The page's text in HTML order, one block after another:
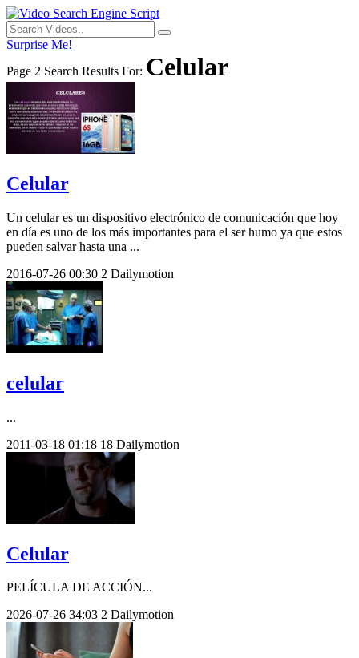
Surprise Me!
Page 2 Search Results For: Celular
Celular
Un celular es un dispositivo electrónico de comunicación que hoy
en día es uno de los más importantes para el ser humo ya que estos
pueden salvar hasta una ...
2016-07-26 00:30 2 Dailymotion
celular
...
2011-03-18 01:18 18 Dailymotion
Celular
PELÍCULA DE ACCIÓN...
2026-07-26 34:03 2 Dailymotion